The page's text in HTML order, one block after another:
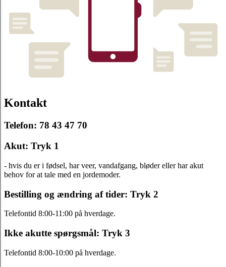
Kontakt
Telefon: 78 43 47 70
Akut: Tryk 1
- hvis du er i fødsel, har veer, vandafgang, bløder eller har akut
behov for at tale med en jordemoder.
Bestilling og ændring af tider: Tryk 2
Telefontid 8:00-11:00 på hverdage.
Ikke akutte spørgsmål: Tryk 3
Telefontid 8:00-10:00 på hverdage.